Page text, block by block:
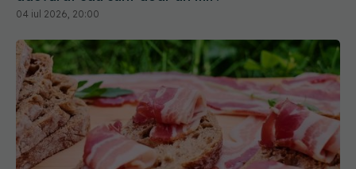
04 iul 2026, 20:00